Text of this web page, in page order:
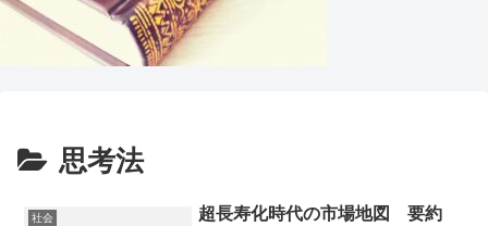
思考法
社会 超長寿化時代の市場地図 要約